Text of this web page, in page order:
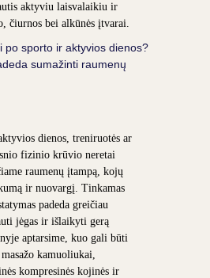
aktyviu laisvalaikiu ir
čiurnos bei alkūnės įtvarai.
po sporto ir aktyvios dienos?
sumažinti raumenų
dienos, treniruotės ar
fizinio krūvio neretai
raumenų įtampą, kojų
ir nuovargį. Tinkamas
padeda greičiau
jėgas ir išlaikyti gerą
aptarsime, kuo gali būti
kamuoliukai,
kompresinės kojinės ir